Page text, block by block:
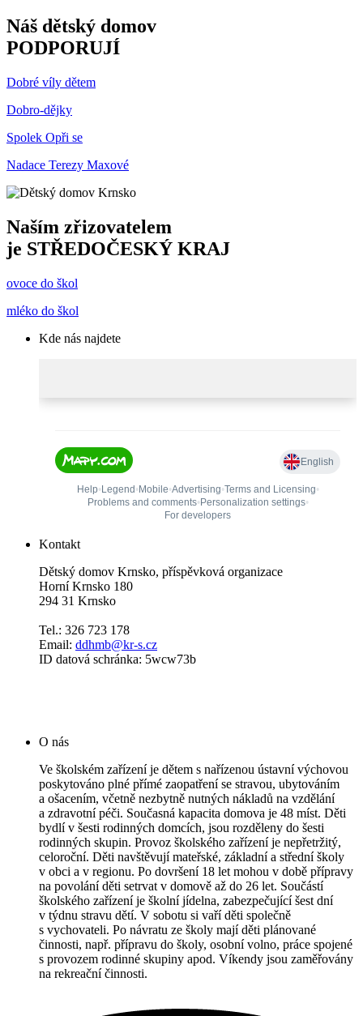
Náš dětský domov
PODPORUJÍ
Dobré víly dětem
Dobro-dějky
Spolek Opři se
Nadace Terezy Maxové
Naším zřizovatelem
je STŘEDOČESKÝ KRAJ
ovoce do škol
mléko do škol
Kde nás najdete
Kontakt
Dětský domov Krnsko, příspěvková organizace
Horní Krnsko 180
294 31 Krnsko
Tel.: 326 723 178
Email: ddhmb@kr-s.cz
ID datová schránka: 5wcw73b
O nás
Ve školském zařízení je dětem s nařízenou ústavní výchovou
poskytováno plné přímé zaopatření se stravou, ubytováním
a ošacením, včetně nezbytně nutných nákladů na vzdělání
a zdravotní péči. Současná kapacita domova je 48 míst. Děti
bydlí v šesti rodinných domcích, jsou rozděleny do šesti
rodinných skupin. Provoz školského zařízení je nepřetržitý,
celoroční. Děti navštěvují mateřské, základní a střední školy
v obci a v regionu. Po dovršení 18 let mohou v době přípravy
na povolání děti setrvat v domově až do 26 let. Součástí
školského zařízení je školní jídelna, zabezpečující šest dní
v týdnu stravu dětí. V sobotu si vaří děti společně
s vychovateli. Po návratu ze školy mají děti plánované
činnosti, např. přípravu do školy, osobní volno, práce spojené
s provozem rodinné skupiny apod. Víkendy jsou zaměřovány
na rekreační činnosti.